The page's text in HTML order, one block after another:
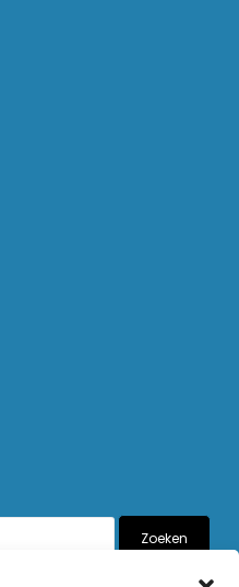
Zoeken